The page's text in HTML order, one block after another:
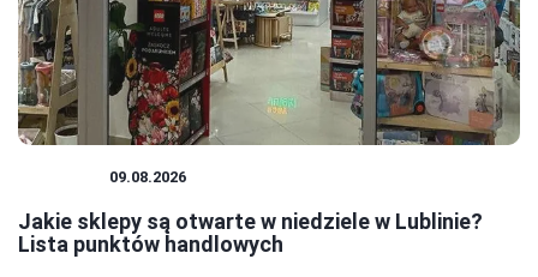
09.08.2026
Jakie sklepy są otwarte w niedziele w Lublinie?
Lista punktów handlowych